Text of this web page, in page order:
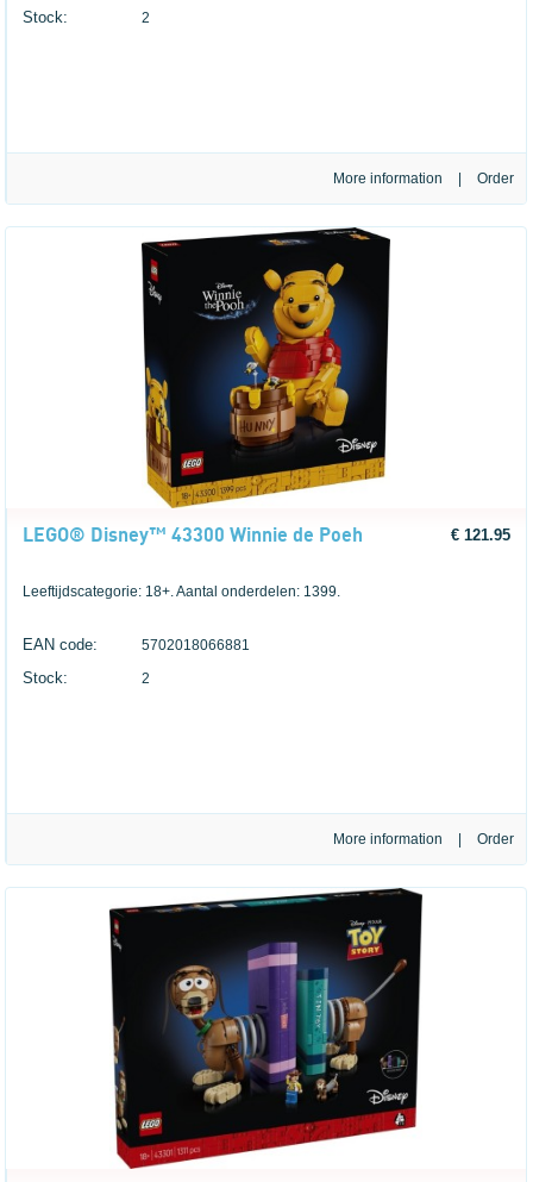
Stock: 2
More information
LEGO® Disney™ 43300 Winnie de Poeh € 121.95
Leeftijdscategorie: 18+. Aantal onderdelen: 1399.
EAN code: 5702018066881
Stock: 2
More information